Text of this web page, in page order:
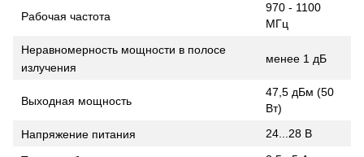
Рабочая частота
970 - 1100
МГц
Неравномерность мощности в полосе
излучения
менее 1 дБ
Выходная мощность
47,5 дБм (50
Вт)
Напряжение питания
24...28 В